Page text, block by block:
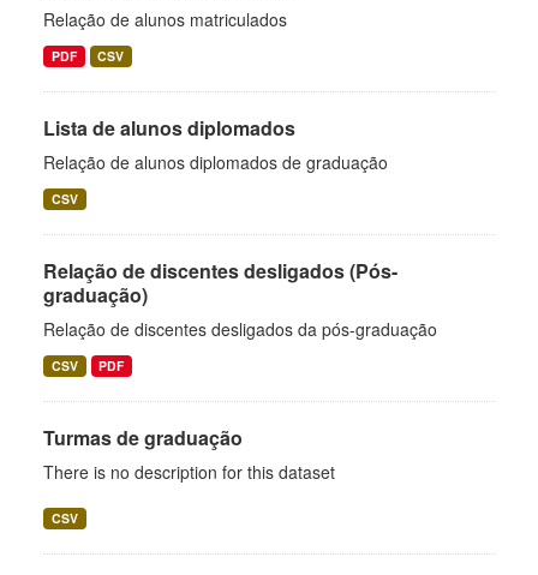
Relação de alunos matriculados
PDF CSV
Lista de alunos diplomados
Relação de alunos diplomados de graduação
CSV
Relação de discentes desligados (Pós-
graduação)
Relação de discentes desligados da pós-graduação
CSV PDF
Turmas de graduação
There is no description for this dataset
CSV